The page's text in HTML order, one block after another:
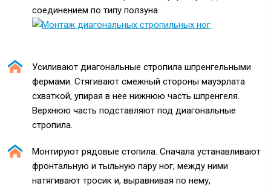
соединением по типу ползуна.
Усиливают диагональные стропила шпренгельными
фермами. Стягивают смежный стороны мауэрлата
схваткой, упирая в нее нижнюю часть шпренгеля.
Верхнюю часть подставляют под диагональные
стропила.
Монтируют рядовые стопила. Сначала устанавливают
фронтальную и тыльную пару ног, между ними
натягивают тросик и, выравнивая по нему,